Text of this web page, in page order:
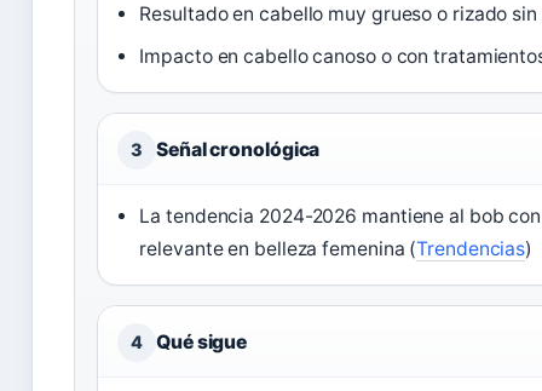
Resultado en cabello muy grueso o rizado
Impacto en cabello canoso o con
3 Señal cronológica
La tendencia 2024-2026 mantiene al bob
relevante en belleza femenina (Trendencias)
4 Qué sigue